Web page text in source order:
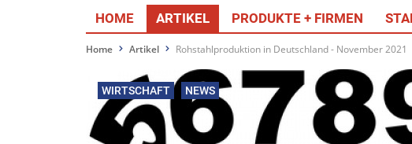
HOME ARTIKEL PRODUKTE + FIRMEN
Home Artikel Rohstahlproduktion in Deutschland - November 2021
WIRTSCHAFT NEWS